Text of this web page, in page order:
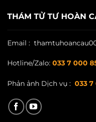
THÁM TỬ TƯ HOÀN
Email :
Hotline/Zalo: 033 7 000
Phản ảnh Dịch vụ : 033 7